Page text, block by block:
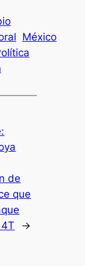
México
de
que
→